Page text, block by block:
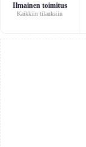
Ilmainen toimitus
Kaikkiin tilauksiin